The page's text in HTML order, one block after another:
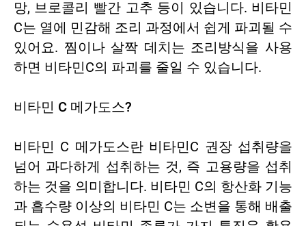
망, 브로콜리 빨간 고추 등이 있습니다. 비타민
C는 열에 민감해 조리 과정에서 쉽게 파괴될 수
있어요. 찜이나 살짝 데치는 조리방식을 사용
하면 비타민C의 파괴를 줄일 수 있습니다.
비타민 C 메가도스?
비타민 C 메가도스란 비타민C 권장 섭취량을
넘어 과다하게 섭취하는 것, 즉 고용량을 섭취
하는 것을 의미합니다. 비타민 C의 항산화 기능
과 흡수량 이상의 비타민 C는 소변을 통해 배출